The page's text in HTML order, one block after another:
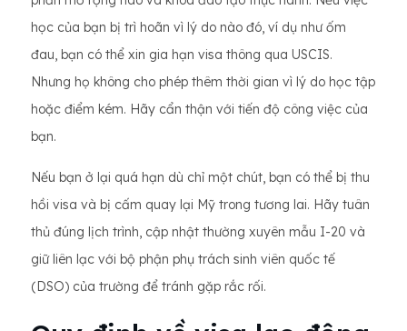
học của bạn bị trì hoãn vì lý do nào đó, ví dụ như ốm
đau, bạn có thể xin gia hạn visa thông qua USCIS.
Nhưng họ không cho phép thêm thời gian vì lý do học tập
hoặc điểm kém. Hãy cẩn thận với tiến độ công việc của
bạn.
Nếu bạn ở lại quá hạn dù chỉ một chút, bạn có thể bị thu
hồi visa và bị cấm quay lại Mỹ trong tương lai. Hãy tuân
thủ đúng lịch trình, cập nhật thường xuyên mẫu I-20 và
giữ liên lạc với bộ phận phụ trách sinh viên quốc tế
(DSO) của trường để tránh gặp rắc rối.